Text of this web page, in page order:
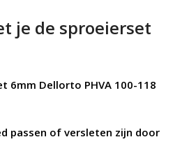
je de sproeierset
6mm Dellorto PHVA 100-118
passen of versleten zijn door